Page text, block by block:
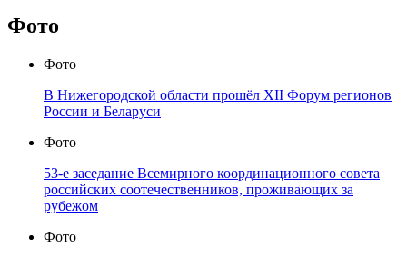
Фото
Фото
В Нижегородской области прошёл XII Форум регионов
России и Беларуси
Фото
53-е заседание Всемирного координационного совета
российских соотечественников, проживающих за
рубежом
Фото